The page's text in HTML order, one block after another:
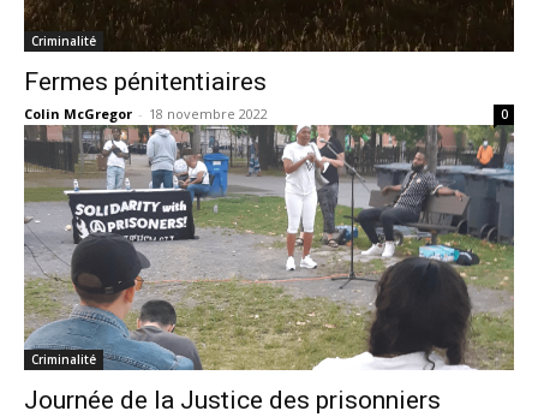
Criminalité
Fermes pénitentiaires
Colin McGregor - 18 novembre 2022 0
Criminalité
Journée de la Justice des prisonniers